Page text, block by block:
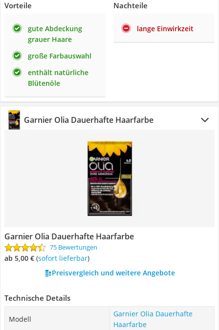
Vorteile
gute Abdeckung
grauer Haare
große Farbauswahl
enthält natürliche
Blütenöle
Nachteile
lange Einwirkzeit
Garnier Olia Dauerhafte Haarfarbe
Garnier Olia Dauerhafte Haarfarbe
75 Bewertungen
ab 5,00 € ( Sofort lieferbar)
Preisvergleich und weitere Angebote
Technische Details
Modell
Garnier Olia Dauerhafte
Haarfarbe